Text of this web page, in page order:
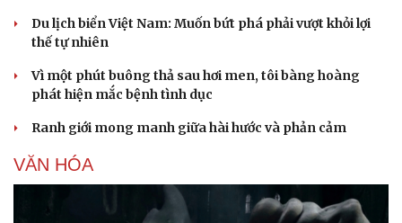
Du lịch biển Việt Nam: Muốn bứt phá phải vượt khỏi lợi
thế tự nhiên
Vì một phút buông thả sau hơi men, tôi bàng hoàng
phát hiện mắc bệnh tình dục
Ranh giới mong manh giữa hài hước và phản cảm
VĂN HÓA